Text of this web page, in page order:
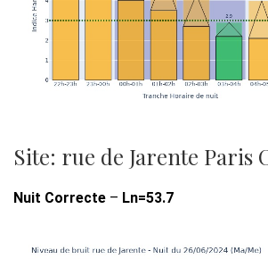
Site: rue de Jarente Paris
Nuit Correcte – Ln=53.7